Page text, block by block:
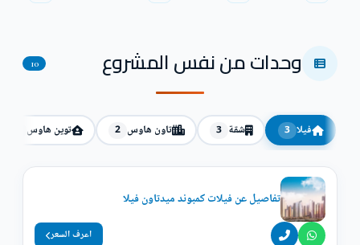
وحدات من نفس المشروع 10
فيلا 3 شقة 3 تاون هاوس 2 توين هاوس
تفاصيل عن فيلات كمبوند ميدتاون فيلا
اعرف السعر